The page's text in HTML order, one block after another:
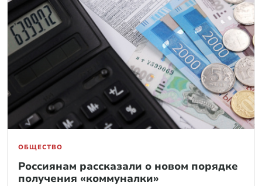
ОБЩЕСТВО
Россиянам рассказали о новом порядке
получения «коммуналки»